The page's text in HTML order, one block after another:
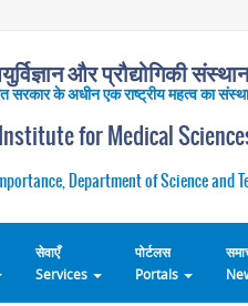
और प्रौद्योगिकी
सरकार के अधीन एक राष्ट्रीय महत्व का
for Medical
Department of Science and
सेवाएँ
Services
पोर्टलस
Portals